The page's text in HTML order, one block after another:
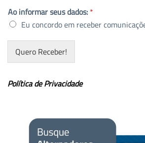
Ao informar seus dados: *
Eu concordo em receber
Quero Receber!
Política de Privacidade